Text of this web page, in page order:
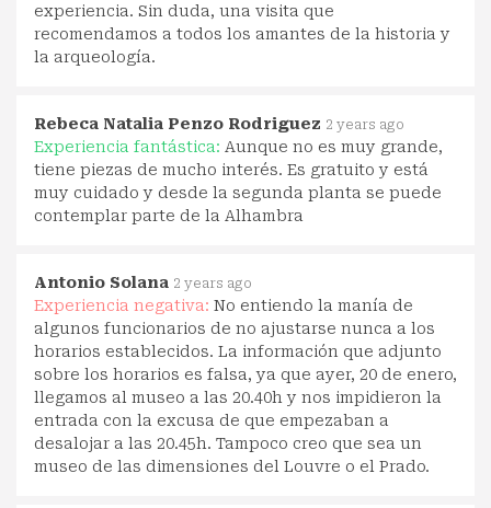
experiencia. Sin duda, una visita que
recomendamos a todos los amantes de la historia y
la arqueología.
Rebeca Natalia Penzo Rodriguez 2 years ago
Experiencia fantástica: Aunque no es muy grande,
tiene piezas de mucho interés. Es gratuito y está
muy cuidado y desde la segunda planta se puede
contemplar parte de la Alhambra
Antonio Solana 2 years ago
Experiencia negativa: No entiendo la manía de
algunos funcionarios de no ajustarse nunca a los
horarios establecidos. La información que adjunto
sobre los horarios es falsa, ya que ayer, 20 de enero,
llegamos al museo a las 20.40h y nos impidieron la
entrada con la excusa de que empezaban a
desalojar a las 20.45h. Tampoco creo que sea un
museo de las dimensiones del Louvre o el Prado.